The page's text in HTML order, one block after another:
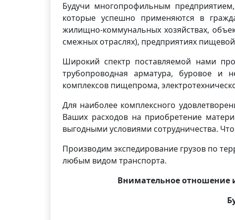
Будучи многопрофильным
которые успешно применяются в
жилищно-коммунальных хозяйствах,
смежных отраслях), предприятиях
Широкий спектр поставляемой нами
трубопроводная арматура, буровое и
комплексов пищепрома,
Для наиболее комплексного
Ваших расходов на приобретение
выгодными условиями сотрудничества.
Производим экспедирование грузов по
любым видом транспорта.
Внимательное отношение